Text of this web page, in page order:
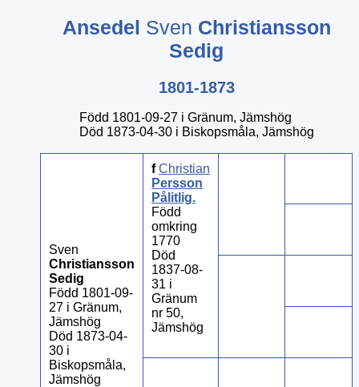
Ansedel Sven Christiansson
Sedig
1801-1873
Född 1801-09-27 i Gränum, Jämshög
Död 1873-04-30 i Biskopsmåla, Jämshög
Sven
Christiansson
Sedig
Född 1801-09-
27 i Gränum,
Jämshög
Död 1873-04-
30 i
Biskopsmåla,
Jämshög
fChristian
Persson
Pålitlig.
Född
omkring
1770
Död
1837-08-
31 i
Gränum
nr 50,
Jämshög